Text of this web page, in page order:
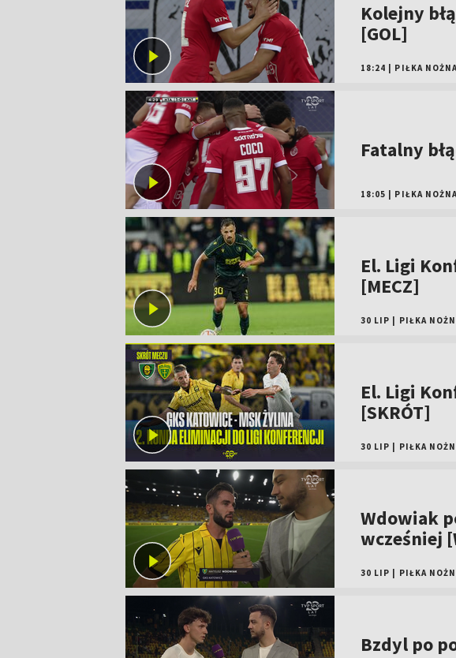
Kolejny
[GOL]
18:24 PIŁKA
Fatalny
18:05 PIŁKA
El. Ligi
[MECZ]
30 LIP PIŁKA
El. Ligi
[SKRÓT]
30 LIP PIŁKA
Wdowiak
wcześniej
30 LIP PIŁKA
Bzdyl po